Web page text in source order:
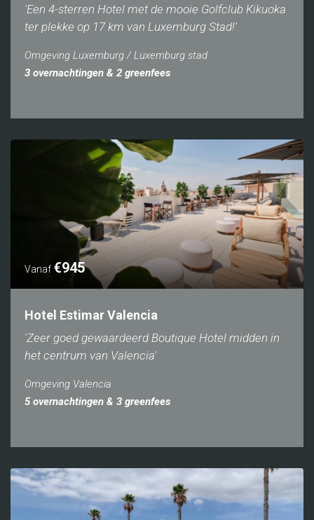
'Een 4-sterren Hotel met de mooie Golfclub Kikuoka
ter plekke op 17 km van Luxemburg Stad!'
Omgeving Luxemburg / Luxemburg stad
3 overnachtingen & 2 greenfees
Vanaf €945
Hotel Estimar Valencia
'Zeer goed gewaardeerd Boutique Hotel midden in
het centrum van Valencia'
Omgeving Valencia
5 overnachtingen & 3 greenfees